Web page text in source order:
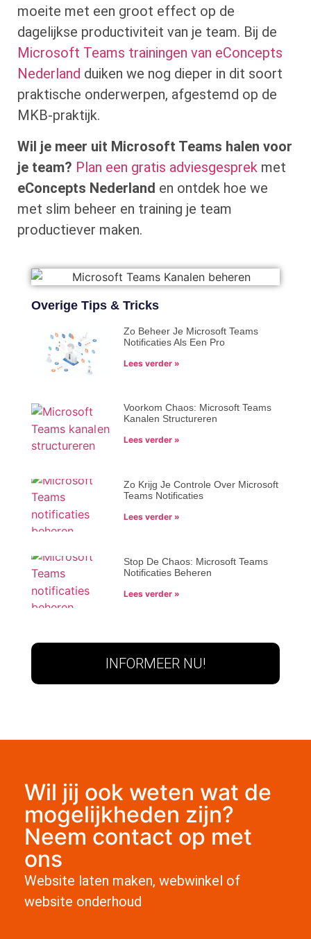
moeite met een groot effect op de
dagelijkse productiviteit van je team. Bij de
Microsoft Teams trainingen van eConcepts
Nederland duiken we nog dieper in dit soort
praktische onderwerpen, afgestemd op de
MKB-praktijk.
Wil je meer uit Microsoft Teams halen voor
je team? Plan een gratis adviesgesprek met
eConcepts Nederland en ontdek hoe we
met slim beheer en training je team
productiever maken.
Overige Tips & Tricks
Zo Beheer Je Microsoft Teams
Notificaties Als Een Pro
Lees verder »
Voorkom Chaos: Microsoft Teams
Kanalen Structureren
Lees verder »
Zo Krijg Je Controle Over Microsoft
Teams Notificaties
Lees verder »
Stop De Chaos: Microsoft Teams
Notificaties Beheren
Lees verder »
INFORMEER NU!
Wil jij ook weten wat de
mogelijkheden zijn?
Neem contact op met
ons
Website laten maken, webwinkel of
website onderhoud